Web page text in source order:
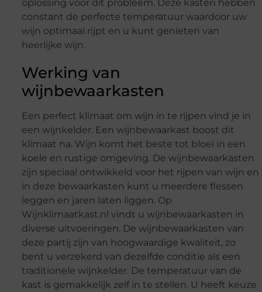
oplossing voor dit probleem. Deze kasten hebben
constant de perfecte temperatuur waardoor uw
wijn optimaal rijpt en u kunt genieten van
heerlijke wijn.
Werking van
wijnbewaarkasten
Een perfect klimaat om wijn in te rijpen vind je in
een wijnkelder. Een wijnbewaarkast boost dit
klimaat na. Wijn komt het beste tot bloei in een
koele en rustige omgeving. De wijnbewaarkasten
zijn speciaal ontwikkeld voor het rijpen van wijn en
in deze bewaarkasten kunt u meerdere flessen
leggen en jaren laten liggen. Op
Wijnklimaatkast.nl vindt u wijnbewaarkasten in
diverse uitvoeringen. De wijnbewaarkasten van
deze partij zijn van hoogwaardige kwaliteit, zo
bent u verzekerd van dezelfde conditie als een
traditionele wijnkelder. De temperatuur van de
kast is gemakkelijk zelf in te stellen. U heeft keuze